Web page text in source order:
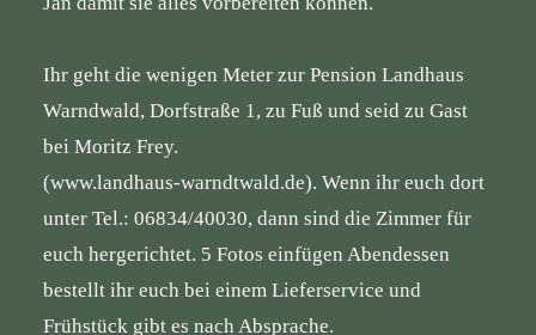
Ihr geht die wenigen Meter zur Pension Landhaus
Warndwald, Dorfstraße 1, zu Fuß und seid zu Gast
bei Moritz Frey.
(www.landhaus-warndtwald.de). Wenn ihr euch dort
unter Tel.: 06834/40030, dann sind die Zimmer für
euch hergerichtet. 5 Fotos einfügen Abendessen
bestellt ihr euch bei einem Lieferservice und
Frühstück gibt es nach Absprache.